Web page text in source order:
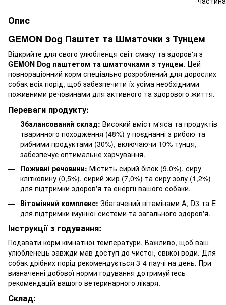
Опис
GEMON Dog Паштет та Шматочки з Тунцем
Відкрийте для свого улюбленця світ смаку та здоров'я з
GEMON Dog паштетом та шматочками з тунцем. Цей
повнораціонний корм спеціально розроблений для дорослих
собак всіх порід, щоб забезпечити їх усіма необхідними
поживними речовинами для активного та здорового життя.
Переваги продукту:
Збалансований склад: Високий вміст м'яса та продуктів
тваринного походження (48%) у поєднанні з рибою та
рибними продуктами (30%), включаючи 10% тунця,
забезпечує оптимальне харчування.
Поживні речовини: Містить сирий білок (9,0%), сиру
клітковину (0,5%), сирий жир (7,0%) та сиру золу (1,2%)
для підтримки здоров'я та енергії вашого собаки.
Вітамінний комплекс: Збагачений вітамінами A, D3 та E
для підтримки імунної системи та загального здоров'я.
Інструкції з годування:
Подавати корм кімнатної температури. Важливо, щоб ваш
улюбленець завжди мав доступ до чистої, свіжої води. Для
собак дрібних порід рекомендується 3-4 паучі на день. При
визначенні добової норми годування дотримуйтесь
рекомендацій вашого ветеринарного лікаря.
Склад: